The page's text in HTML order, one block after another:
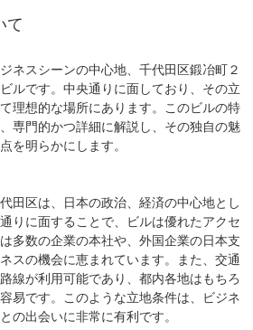
て
ネスシーンの中心地、千代田区鍛冶町２
ルです。中央通りに面しており、その立
理想的な場所にあります。このビルの特
専門的かつ詳細に解説し、その独自の魅
を明らかにします。
田区は、日本の政治、経済の中心地とし
りに面することで、ビルは優れたアクセ
多数の企業の本社や、外国企業の日本支
スの機会に恵まれています。また、交通
線が利用可能であり、都内各地はもちろ
易です。このような立地条件は、ビジネ
の出会いに非常に有利です。